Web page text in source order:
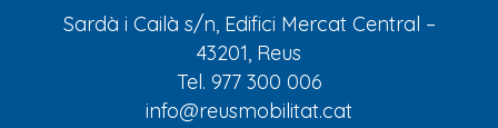
Sardà i Cailà s/n, Edifici Mercat Central –
43201, Reus
Tel. 977 300 006
info@reusmobilitat.cat